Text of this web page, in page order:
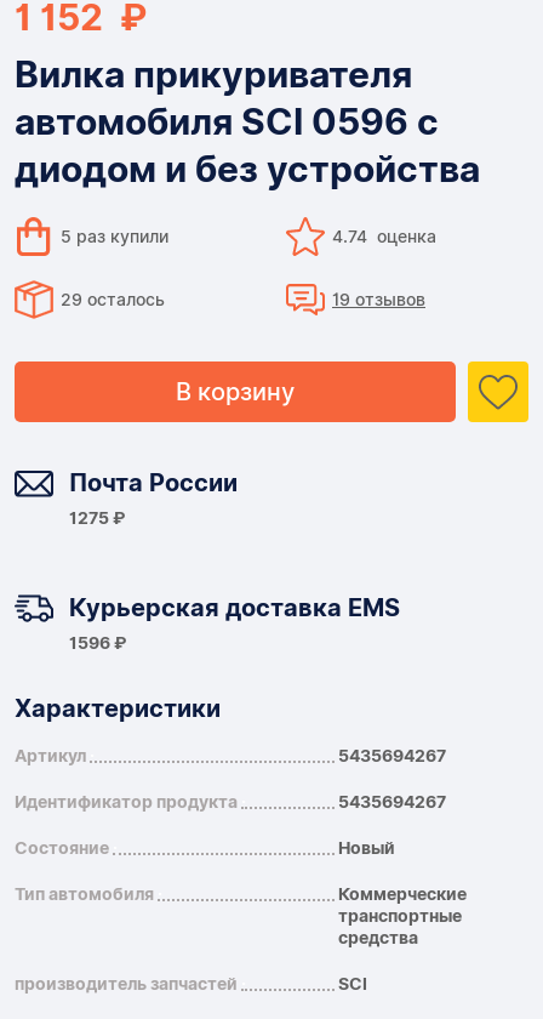
1 152 ₽
Вилка прикуривателя
автомобиля SCI 0596 с
диодом и без устройства
5 раз купили 4.74 оценка
29 осталось 19 отзывов
В корзину
Почта России
1275 ₽
Курьерская доставка EMS
1596 ₽
Характеристики
Артикул 5435694267
Идентификатор продукта 5435694267
Состояние Новый
Тип автомобиля
Коммерческие
транспортные
средства
производитель запчастей SCI